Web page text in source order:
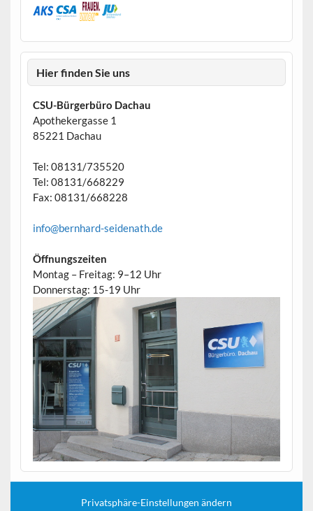
Hier finden Sie uns
CSU-Bürgerbüro Dachau
Apothekergasse 1
85221 Dachau
Tel: 08131/735520
Tel: 08131/668229
Fax: 08131/668228
info@bernhard-seidenath.de
Öffnungszeiten
Montag – Freitag: 9–12 Uhr
Donnerstag: 15-19 Uhr
Privatsphäre-Einstellungen ändern